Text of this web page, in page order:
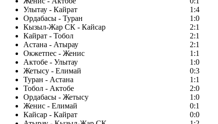
Улытау - Кайрат
1:4
Ордабасы - Туран
1:0
Кызыл-Жар СК - Кайсар
2:1
Кайрат - Тобол
2:1
Астана - Атырау
2:1
Окжетпес - Женис
1:1
Актобе - Улытау
1:0
Жетысу - Елимай
0:3
Туран - Астана
1:1
Тобол - Актобе
2:0
Ордабасы - Жетысу
1:0
Женис - Елимай
0:1
Кайсар - Кайрат
0:0